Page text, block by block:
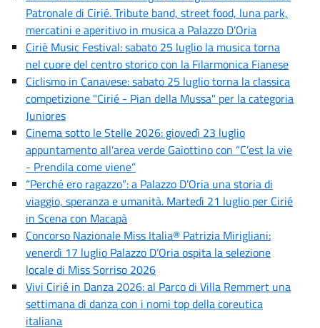
Patronale di Cirié. Tribute band, street food, luna park,
mercatini e aperitivo in musica a Palazzo D’Oria
Ciriè Music Festival: sabato 25 luglio la musica torna
nel cuore del centro storico con la Filarmonica Fianese
Ciclismo in Canavese: sabato 25 luglio torna la classica
competizione "Cirié - Pian della Mussa" per la categoria
Juniores
Cinema sotto le Stelle 2026: giovedì 23 luglio
appuntamento all’area verde Gaiottino con “C’est la vie
- Prendila come viene”
“Perché ero ragazzo”: a Palazzo D’Oria una storia di
viaggio, speranza e umanità. Martedì 21 luglio per Cirié
in Scena con Macapà
Concorso Nazionale Miss Italia® Patrizia Mirigliani:
venerdì 17 luglio Palazzo D’Oria ospita la selezione
locale di Miss Sorriso 2026
Vivi Cirié in Danza 2026: al Parco di Villa Remmert una
settimana di danza con i nomi top della coreutica
italiana